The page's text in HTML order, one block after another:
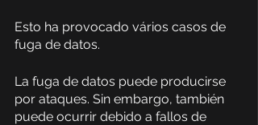
Esto ha provocado vários casos de
fuga de datos.
La fuga de datos puede producirse
por ataques. Sin embargo, también
puede ocurrir debido a fallos de